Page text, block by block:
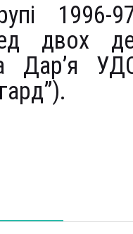
1996-
двох
Дар’я